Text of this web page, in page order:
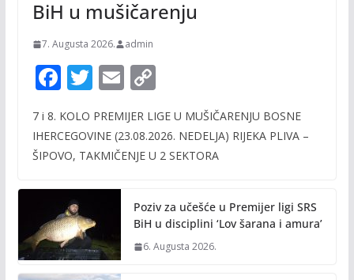
BiH u mušičarenju
7. Augusta 2026. admin
F
e
b
o
k
T
itt
er
E
ai
l
C
p
y
n
k
7 i 8. KOLO PREMIJER LIGE U MUŠIČARENJU BOSNE
IHERCEGOVINE (23.08.2026. NEDELJA) RIJEKA PLIVA –
ŠIPOVO, TAKMIČENJE U 2 SEKTORA
Poziv za učešće u Premijer ligi SRS
BiH u disciplini ‘Lov šarana i amura’
6. Augusta 2026.